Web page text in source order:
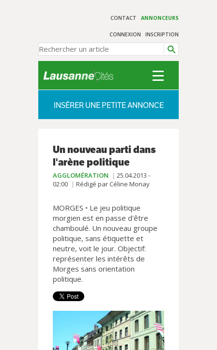
CONTACT ANNONCEURS
CONNEXION INSCRIPTION
INSÉRER UNE PETITE ANNONCE
Un nouveau parti dans
l'arène politique
AGGLOMÉRATION
25.04.2013 -
02:00
Rédigé par Céline Monay
MORGES • Le jeu politique
morgien est en passe d'être
chamboulé. Un nouveau groupe
politique, sans étiquette et
neutre, voit le jour. Objectif:
représenter les intérêts de
Morges sans orientation
politique.